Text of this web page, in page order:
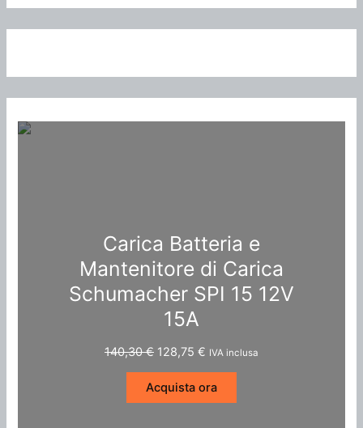
Carica Batteria e
Mantenitore di Carica
Schumacher SPI 15 12V
15A
140,30€ I
r
128,75 €
r
IVA inclusa
Acquista ora